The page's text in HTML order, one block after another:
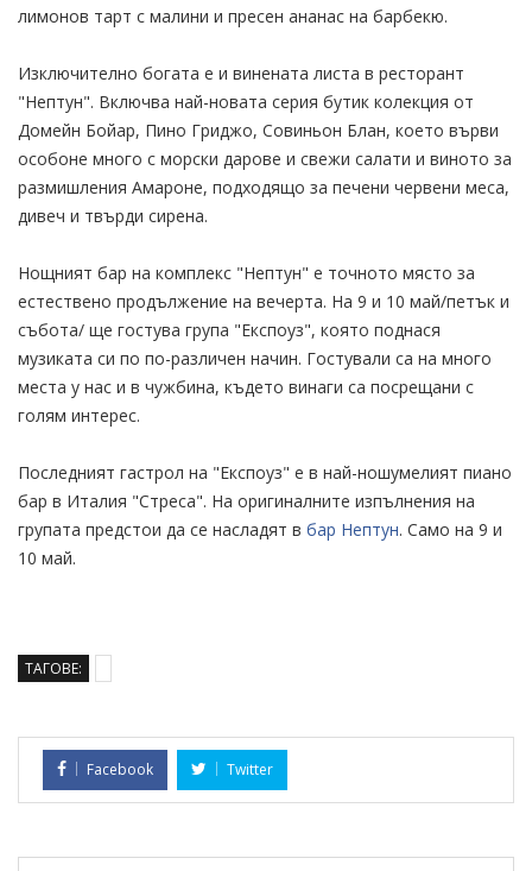
лимонов тарт с малини и пресен ананас на барбекю.
Изключително богата е и винената листа в ресторант
"Нептун". Включва най-новата серия бутик колекция от
Домейн Бойар, Пино Гриджо, Совиньон Блан, което върви
особоне много с морски дарове и свежи салати и виното за
размишления Амароне, подходящо за печени червени меса,
дивеч и твърди сирена.
Нощният бар на комплекс "Нептун" е точното място за
естествено продължение на вечерта. На 9 и 10 май/петък и
събота/ ще гостува група "Експоуз", която поднася
музиката си по по-различен начин. Гостували са на много
места у нас и в чужбина, където винаги са посрещани с
голям интерес.
Последният гастрол на "Експоуз" е в най-ношумелият пиано
бар в Италия "Стреса". На оригиналните изпълнения на
групата предстои да се насладят в бар Нептун. Само на 9 и
10 май.
ТАГОВЕ:
Facebook Twitter